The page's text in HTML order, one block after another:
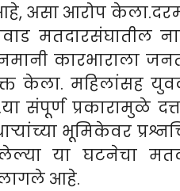
असा आरोप
कारभाराला
केला. महिलांसह
संपूर्ण प्रकारामुळे
भूमिकेवर
या घटनेचा
लागले आहे.